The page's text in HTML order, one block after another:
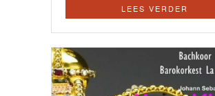
LEES VERDER